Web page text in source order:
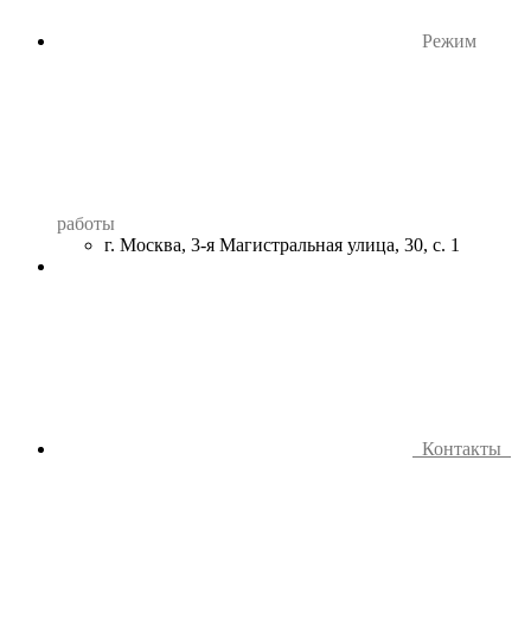
Режим
работы
г. Москва, 3-я Магистральная улица, 30, с. 1
Контакты